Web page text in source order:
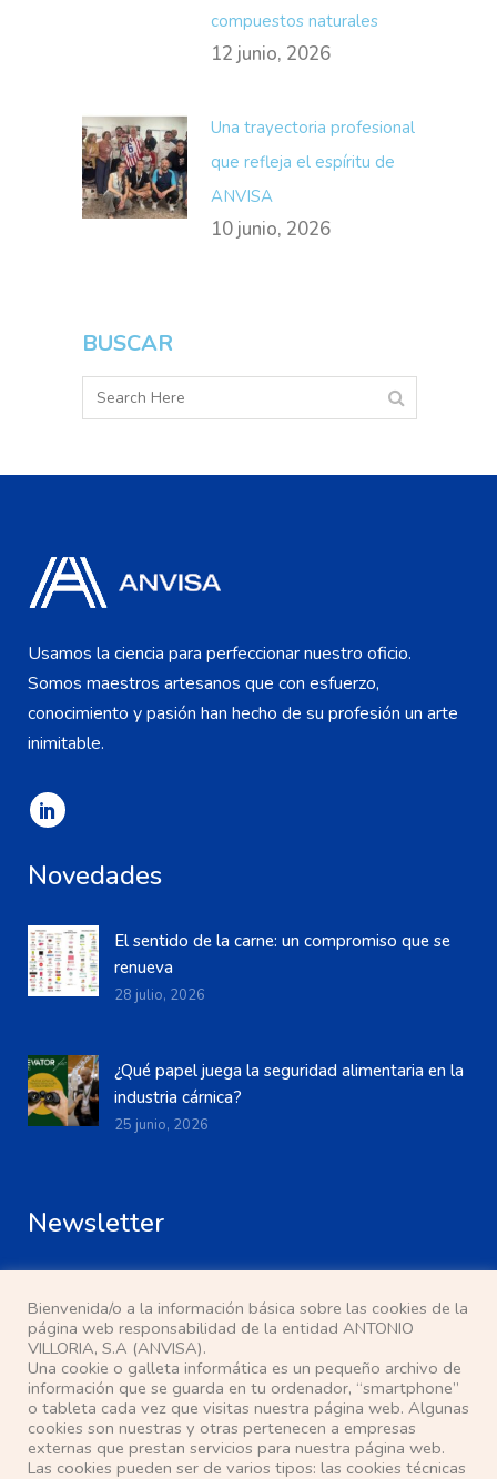
compuestos naturales
12 junio, 2026
Una trayectoria profesional
que refleja el espíritu de
ANVISA
10 junio, 2026
BUSCAR
Usamos la ciencia para perfeccionar nuestro oficio.
Somos maestros artesanos que con esfuerzo,
conocimiento y pasión han hecho de su profesión un arte
inimitable.
Novedades
El sentido de la carne: un compromiso que se
renueva
28 julio, 2026
¿Qué papel juega la seguridad alimentaria en la
industria cárnica?
25 junio, 2026
Newsletter
He leído y acepto la política de privacidad
Localización
Bienvenida/o a la información básica sobre las cookies de la
página web responsabilidad de la entidad ANTONIO
VILLORIA, S.A (ANVISA).
Una cookie o galleta informática es un pequeño archivo de
información que se guarda en tu ordenador, “smartphone”
o tableta cada vez que visitas nuestra página web. Algunas
cookies son nuestras y otras pertenecen a empresas
externas que prestan servicios para nuestra página web.
Las cookies pueden ser de varios tipos: las cookies técnicas